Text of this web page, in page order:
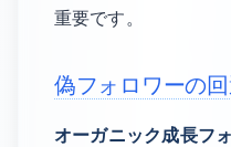
重要です。
偽フォロワーの
オーガニック成長フ